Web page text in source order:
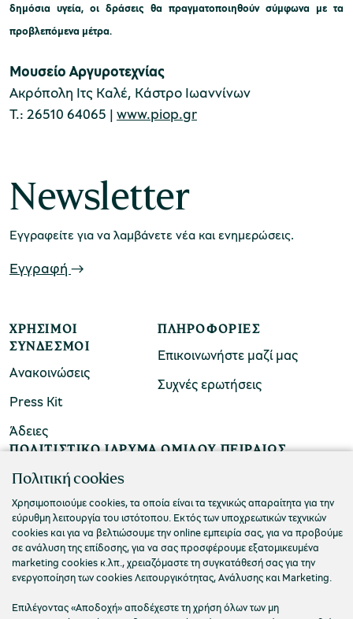
δημόσια υγεία, οι δράσεις θα πραγματοποιηθούν σύμφωνα με τα
προβλεπόμενα μέτρα.
Μουσείο Αργυροτεχνίας
Ακρόπολη Ιτς Καλέ, Κάστρο Ιωαννίνων
Τ.: 26510 64065 | www.piop.gr
Newsletter
Εγγραφείτε για να λαμβάνετε νέα και ενημερώσεις.
Εγγραφή
ΧΡΉΣΙΜΟΙ
ΣΎΝΔΕΣΜΟΙ
Ανακοινώσεις
Press Kit
Άδειες
ΠΛΗΡΟΦΟΡΊΕΣ
Επικοινωνήστε μαζί μας
Συχνές ερωτήσεις
ΠΟΛΙΤΙΣΤΙΚΟ ΙΔΡΥΜΑ ΟΜΙΛΟΥ ΠΕΙΡΑΙΩΣ
Τ. 210 3256922
Ε. info@piop.gr
ΣΥΝΔΕΘΕΙΤΕ ΜΑΖΙ ΜΑΣ
Πολιτική cookies
Χρησιμοποιούμε cookies, τα οποία είναι τα τεχνικώς απαραίτητα για την
εύρυθμη λειτουργία του ιστότοπου. Εκτός των υποχρεωτικών τεχνικών
cookies και για να βελτιώσουμε την online εμπειρία σας, για να προβούμε
σε ανάλυση της επίδοσης, για να σας προσφέρουμε εξατομικευμένα
marketing cookies κ.λπ., χρειαζόμαστε τη συγκατάθεσή σας για την
ενεργοποίηση των cookies Λειτουργικότητας, Ανάλυσης και Marketing.
Επιλέγοντας «Αποδοχή» αποδέχεστε τη χρήση όλων των μη